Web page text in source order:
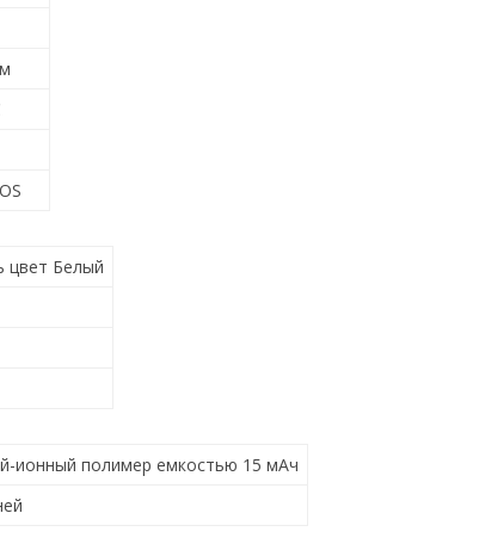
цвет Белый
ионный полимер емкостью 15 мАч